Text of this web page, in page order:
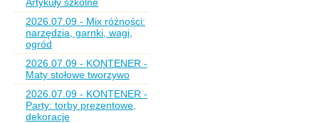
2026.07.09 - Mix różności:
narzędzia, garnki, wagi,
ogród
2026.07.09 - KONTENER -
Maty stołowe tworzywo
2026.07.09 - KONTENER -
Party: torby prezentowe,
dekoracje